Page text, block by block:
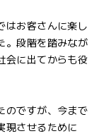
はお客さんに楽し
。段階を踏みなが
会に出てからも役
のですが、今まで
現させるために